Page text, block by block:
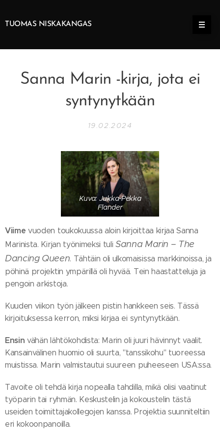
TUOMAS NISKAKANGAS
Sanna Marin -kirja, jota ei
syntynytkään
19.02.2024
Kuva: Jukka-Pekka
Flander
Viime vuoden toukokuussa aloin kirjoittaa kirjaa Sanna
Marinista. Kirjan työnimeksi tuliSanna Marin – The
Dancing Queen. Tähtäin oli ulkomaisissa markkinoissa, ja
pöhinä projektin ympärillä oli hyvää. Tein haastatteluja ja
pengoin arkistoja.
Kuuden viikon työn jälkeen pistin hankkeen seis. Tässä
kirjoituksessa kerron, miksi kirjaa ei syntynytkään.
Ensin vähän lähtökohdista: Marin oli juuri hävinnyt vaalit.
Kansainvälinen huomio oli suurta, "tanssikohu" tuoreessa
muistissa. Marin valmistautui suureen puheeseen USA:ssa.
Tavoite oli tehdä kirja nopealla tahdilla, mikä olisi vaatinut
työparin tai ryhmän. Keskustelin ja kokoustelin tästä
useiden toimittajakollegojen kanssa. Projektia suunniteltiin
eri kokoonpanoilla.